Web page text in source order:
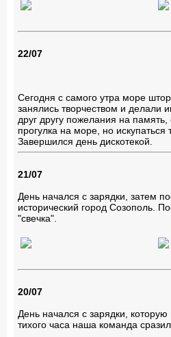
22/07
Сегодня с самого утра море
занялись творчеством и делали
друг другу пожелания на
прогулка на море, но
Завершился день дискотекой.
21/07
День начался с зарядки, затем
исторический город Созополь.
"свечка".
20/07
День начался с зарядки,
тихого часа наша команда